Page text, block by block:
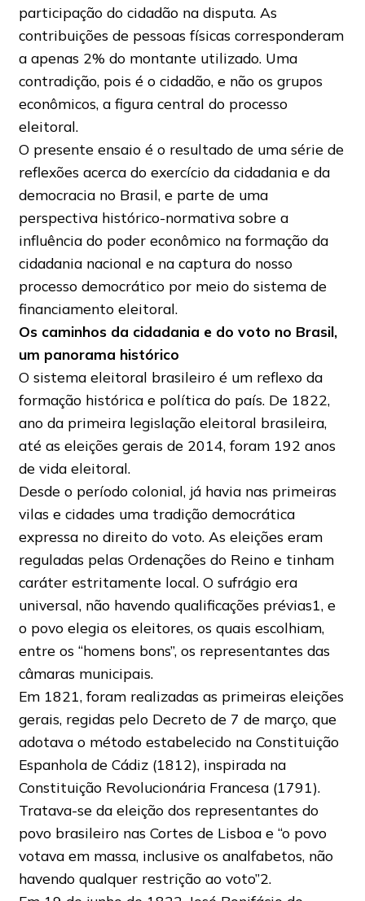
participação do cidadão na disputa. As
contribuições de pessoas físicas corresponderam
a apenas 2% do montante utilizado. Uma
contradição, pois é o cidadão, e não os grupos
econômicos, a figura central do processo
eleitoral.
O presente ensaio é o resultado de uma série de
reflexões acerca do exercício da cidadania e da
democracia no Brasil, e parte de uma
perspectiva histórico-normativa sobre a
influência do poder econômico na formação da
cidadania nacional e na captura do nosso
processo democrático por meio do sistema de
financiamento eleitoral.
Os caminhos da cidadania e do voto no Brasil,
um panorama histórico
O sistema eleitoral brasileiro é um reflexo da
formação histórica e política do país. De 1822,
ano da primeira legislação eleitoral brasileira,
até as eleições gerais de 2014, foram 192 anos
de vida eleitoral.
Desde o período colonial, já havia nas primeiras
vilas e cidades uma tradição democrática
expressa no direito do voto. As eleições eram
reguladas pelas Ordenações do Reino e tinham
caráter estritamente local. O sufrágio era
universal, não havendo qualificações prévias1, e
o povo elegia os eleitores, os quais escolhiam,
entre os “homens bons”, os representantes das
câmaras municipais.
Em 1821, foram realizadas as primeiras eleições
gerais, regidas pelo Decreto de 7 de março, que
adotava o método estabelecido na Constituição
Espanhola de Cádiz (1812), inspirada na
Constituição Revolucionária Francesa (1791).
Tratava-se da eleição dos representantes do
povo brasileiro nas Cortes de Lisboa e “o povo
votava em massa, inclusive os analfabetos, não
havendo qualquer restrição ao voto”2.